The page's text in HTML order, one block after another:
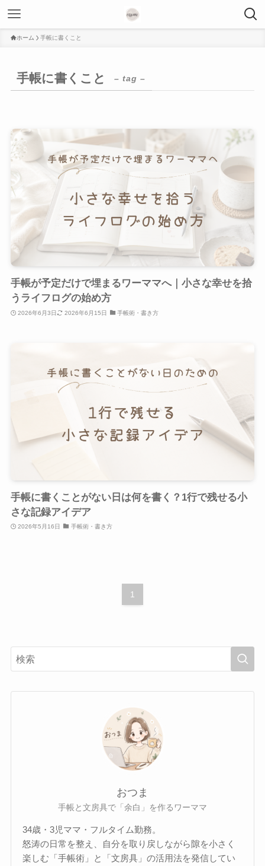
ホーム 手帳に書くこと
手帳に書くこと – tag –
手帳が予定だけで埋まるワーママへ｜小さな幸せを拾
うライフログの始め方
2026年6月3日 2026年6月15日 手帳術・書き方
手帳に書くことがない日は何を書く？1行で残せる小
さな記録アイデア
2026年5月16日 手帳術・書き方
1
おつま
手帳と文房具で「余白」を作るワーママ
34歳・3児ママ・フルタイム勤務。
怒涛の日常を整え、自分を取り戻しながら隙を小さく
楽しむ「手帳術」と「文房具」の活用法を発信してい